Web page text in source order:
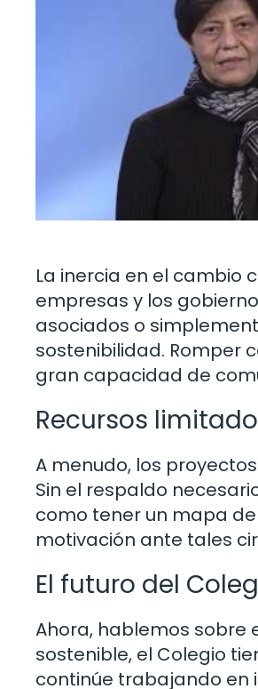
La inercia en el cambio
empresas y los
asociados o
sostenibilidad. Romper
gran capacidad de
Recursos
A menudo, los
Sin el respaldo
como tener un mapa
motivación ante tales
El futuro del
Ahora, hablemos sobre
sostenible, el Colegio
continúe trabajando en